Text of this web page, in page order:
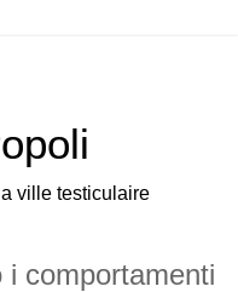
ville testiculaire
i comportamenti